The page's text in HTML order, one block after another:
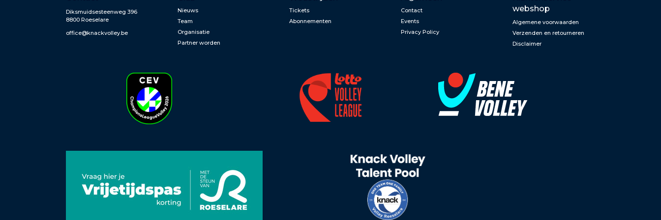
Diksmuidsesteenweg 396
8800 Roeselare
office@knackvolley.be
Nieuws
Team
Organisatie
Partner worden
Tickets
Abonnementen
Contact
Events
Privacy Policy
webshop
Algemene voorwaarden
Verzenden en retourneren
Disclaimer